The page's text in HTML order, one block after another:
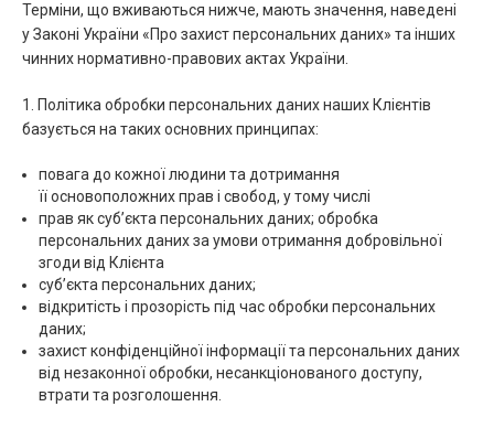
Терміни, що вживаються нижче, мають значення, наведені
у Законі України «Про захист персональних даних» та інших
чинних нормативно-правових актах України.
1. Політика обробки персональних даних наших Клієнтів
базується на таких основних принципах:
повага до кожної людини та дотримання
її основоположних прав і свобод, у тому числі
прав як суб’єкта персональних даних; обробка
персональних даних за умови отримання добровільної
згоди від Клієнта
суб’єкта персональних даних;
відкритість і прозорість під час обробки персональних
даних;
захист конфіденційної інформації та персональних даних
від незаконної обробки, несанкціонованого доступу,
втрати та розголошення.